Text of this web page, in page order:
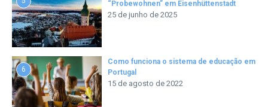
“Probewohnen” em Eisenhüttenstadt
25 de junho de 2025
6
Como funciona o sistema de educação em
Portugal
15 de agosto de 2022